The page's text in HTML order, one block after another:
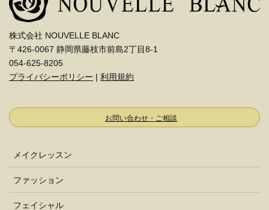
株式会社 NOUVELLE BLANC
〒426-0067 静岡県藤枝市前島2丁目8-1
054-625-8205
プライバシーポリシー | 利用規約
お問い合わせ・ご相談
メイクレッスン
ファッション
フェイシャル